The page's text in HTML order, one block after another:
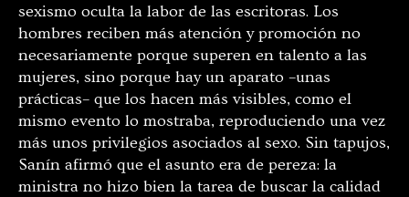
sexismo oculta la labor de las escritoras. Los
hombres reciben más atención y promoción no
necesariamente porque superen en talento a las
mujeres, sino porque hay un aparato –unas
prácticas– que los hacen más visibles, como el
mismo evento lo mostraba, reproduciendo una vez
más unos privilegios asociados al sexo. Sin tapujos,
Sanín afirmó que el asunto era de pereza: la
ministra no hizo bien la tarea de buscar la calidad